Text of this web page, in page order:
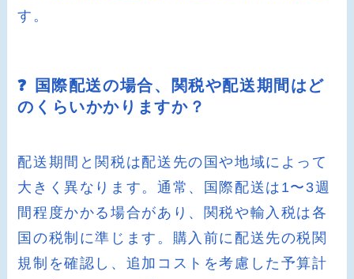
す。
❓ 国際配送の場合、関税や配送期間はど
のくらいかかりますか？
配送期間と関税は配送先の国や地域によって
大きく異なります。通常、国際配送は1〜3週
間程度かかる場合があり、関税や輸入税は各
国の税制に準じます。購入前に配送先の税関
規制を確認し、追加コストを考慮した予算計